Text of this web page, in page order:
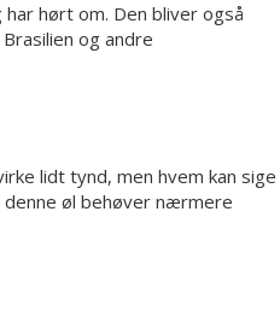
hørt om. Den bliver også
og andre
lidt tynd, men hvem kan sige
denne øl behøver nærmere